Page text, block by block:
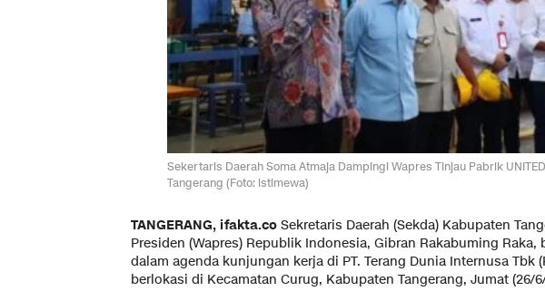
Sekertaris Daerah Soma Atmaja Dampingi Wapres Tinjau Pabrik
Tangerang (Foto: istimewa)
TANGERANG, ifakta.co Sekretaris Daerah (Sekda) Kabupaten
Presiden (Wapres) Republik Indonesia, Gibran Rakabuming
dalam agenda kunjungan kerja di PT. Terang Dunia Internusa Tbk
berlokasi di Kecamatan Curug, Kabupaten Tangerang, Jumat (26/